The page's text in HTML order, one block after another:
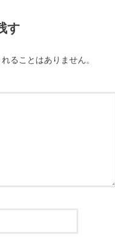
す
ることはありません。